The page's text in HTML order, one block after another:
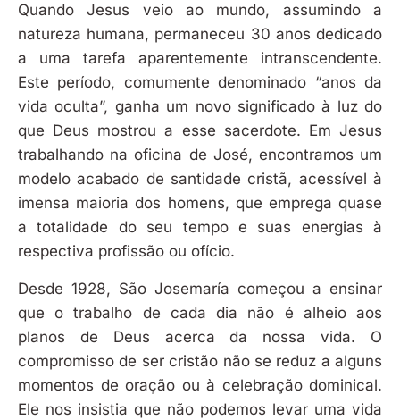
Quando Jesus veio ao mundo, assumindo a
natureza humana, permaneceu 30 anos dedicado
a uma tarefa aparentemente intranscendente.
Este período, comumente denominado “anos da
vida oculta”, ganha um novo significado à luz do
que Deus mostrou a esse sacerdote. Em Jesus
trabalhando na oficina de José, encontramos um
modelo acabado de santidade cristã, acessível à
imensa maioria dos homens, que emprega quase
a totalidade do seu tempo e suas energias à
respectiva profissão ou ofício.
Desde 1928, São Josemaría começou a ensinar
que o trabalho de cada dia não é alheio aos
planos de Deus acerca da nossa vida. O
compromisso de ser cristão não se reduz a alguns
momentos de oração ou à celebração dominical.
Ele nos insistia que não podemos levar uma vida